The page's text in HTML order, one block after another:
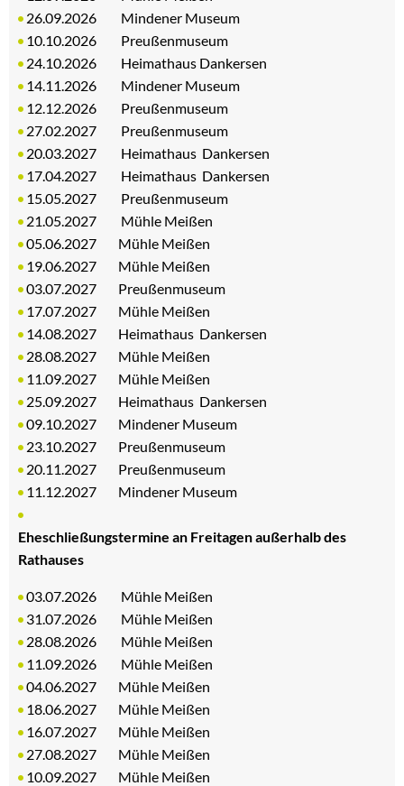
26.09.2026 Mindener Museum
10.10.2026 Preußenmuseum
24.10.2026 Heimathaus Dankersen
14.11.2026 Mindener Museum
12.12.2026 Preußenmuseum
27.02.2027 Preußenmuseum
20.03.2027 Heimathaus Dankersen
17.04.2027 Heimathaus Dankersen
15.05.2027 Preußenmuseum
21.05.2027 Mühle Meißen
05.06.2027 Mühle Meißen
19.06.2027 Mühle Meißen
03.07.2027 Preußenmuseum
17.07.2027 Mühle Meißen
14.08.2027 Heimathaus Dankersen
28.08.2027 Mühle Meißen
11.09.2027 Mühle Meißen
25.09.2027 Heimathaus Dankersen
09.10.2027 Mindener Museum
23.10.2027 Preußenmuseum
20.11.2027 Preußenmuseum
11.12.2027 Mindener Museum
Eheschließungstermine an Freitagen außerhalb des
Rathauses
03.07.2026 Mühle Meißen
31.07.2026 Mühle Meißen
28.08.2026 Mühle Meißen
11.09.2026 Mühle Meißen
04.06.2027 Mühle Meißen
18.06.2027 Mühle Meißen
16.07.2027 Mühle Meißen
27.08.2027 Mühle Meißen
10.09.2027 Mühle Meißen